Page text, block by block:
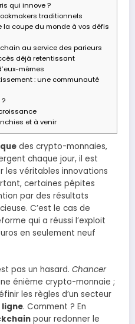
qui innove ?
traditionnels
la coupe du monde à vos défis
au service des parieurs
déjà retentissant
mêmes
: une communauté
et à venir
des crypto-monnaies,
chaque jour, il est
les véritables innovations
certaines pépites
par des résultats
C’est le cas de
qui a réussi l’exploit
en seulement neuf
pas un hasard. Chancer
énième crypto-monnaie ;
les règles d’un secteur
ligne. Comment ? En
pour redonner le